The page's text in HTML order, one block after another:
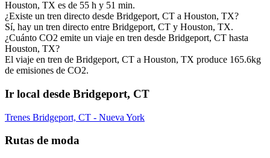
Houston, TX es de 55 h y 51 min.
¿Existe un tren directo desde Bridgeport, CT a Houston, TX?
Sí, hay un tren directo entre Bridgeport, CT y Houston, TX.
¿Cuánto CO2 emite un viaje en tren desde Bridgeport, CT hasta
Houston, TX?
El viaje en tren de Bridgeport, CT a Houston, TX produce 165.6kg
de emisiones de CO2.
Ir local desde Bridgeport, CT
Trenes Bridgeport, CT - Nueva York
Rutas de moda